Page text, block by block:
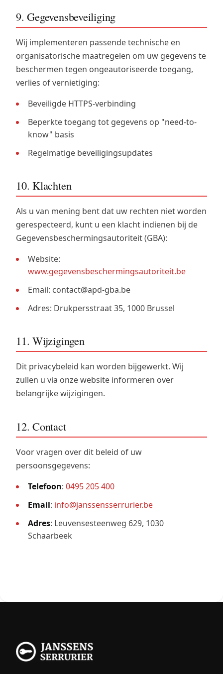
9. Gegevensbeveiliging
Wij implementeren passende technische en
organisatorische maatregelen om uw gegevens te
beschermen tegen ongeautoriseerde toegang,
verlies of vernietiging:
Beveiligde HTTPS-verbinding
Beperkte toegang tot gegevens op "need-to-
know" basis
Regelmatige beveiligingsupdates
10. Klachten
Als u van mening bent dat uw rechten niet worden
gerespecteerd, kunt u een klacht indienen bij de
Gegevensbeschermingsautoriteit (GBA):
Website:
www.gegevensbeschermingsautoriteit.be
Email: contact@apd-gba.be
Adres: Drukpersstraat 35, 1000 Brussel
11. Wijzigingen
Dit privacybeleid kan worden bijgewerkt. Wij
zullen u via onze website informeren over
belangrijke wijzigingen.
12. Contact
Voor vragen over dit beleid of uw
persoonsgegevens:
Telefoon: 0495 205 400
Email: info@janssensserrurier.be
Adres: Leuvensesteenweg 629, 1030
Schaarbeek